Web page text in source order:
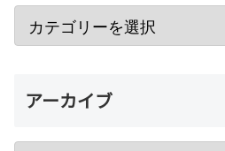
アーカイブ